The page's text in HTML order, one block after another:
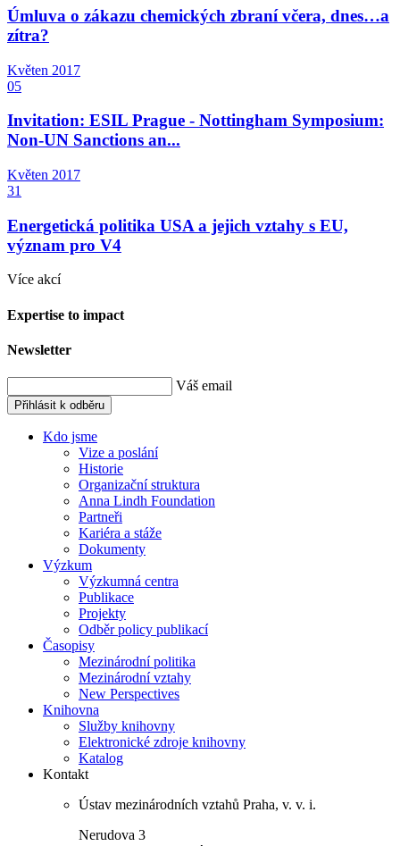
Úmluva o zákazu chemických zbraní včera, dnes…a
zítra?
Květen 2017
05
Invitation: ESIL Prague - Nottingham Symposium:
Non-UN Sanctions an...
Květen 2017
31
Energetická politika USA a jejich vztahy s EU,
význam pro V4
Více akcí
Expertise to impact
Newsletter
Váš email
Přihlásit k odběru
Kdo jsme
Vize a poslání
Historie
Organizační struktura
Anna Lindh Foundation
Partneři
Kariéra a stáže
Dokumenty
Výzkum
Výzkumná centra
Publikace
Projekty
Odběr policy publikací
Časopisy
Mezinárodní politika
Mezinárodní vztahy
New Perspectives
Knihovna
Služby knihovny
Elektronické zdroje knihovny
Katalog
Kontakt
Ústav mezinárodních vztahů Praha, v. v. i.
Nerudova 3